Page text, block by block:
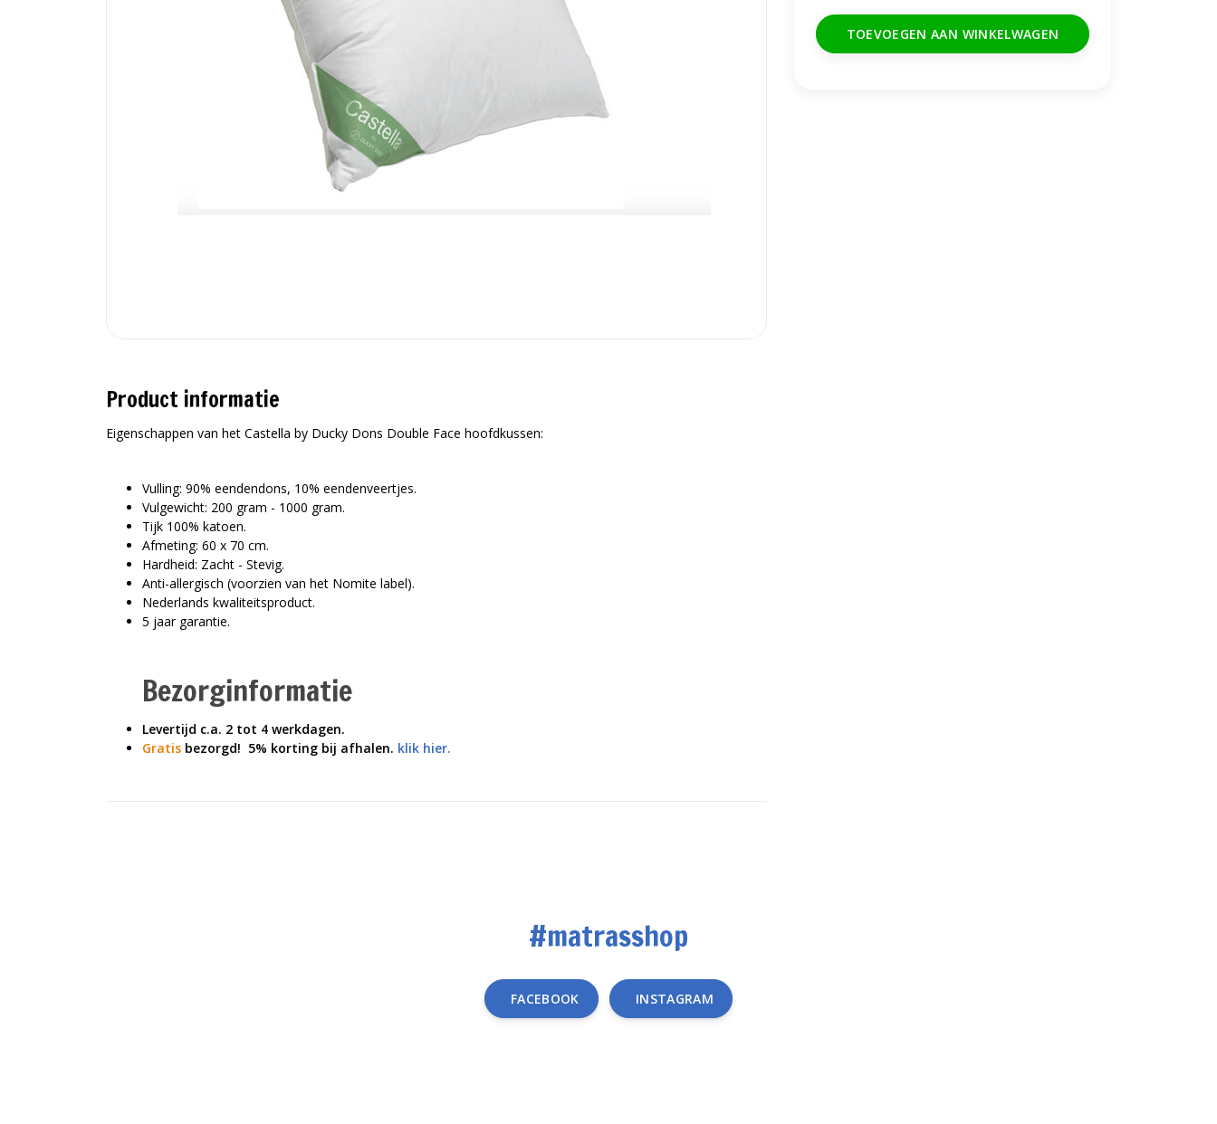
TOEVOEGEN AAN WINKELWAGEN
Product informatie
Eigenschappen van het Castella by Ducky Dons Double Face hoofdkussen:
Vulling: 90% eendendons, 10% eendenveertjes.
Vulgewicht: 200 gram - 1000 gram.
Tijk 100% katoen.
Afmeting: 60 x 70 cm.
Hardheid: Zacht - Stevig.
Anti-allergisch (voorzien van het Nomite label).
Nederlands kwaliteitsproduct.
5 jaar garantie.
Bezorginformatie
Levertijd c.a. 2 tot 4 werkdagen.
Gratis bezorgd! 5% korting bij afhalen. klik hier.
#matrasshop
FACEBOOK INSTAGRAM